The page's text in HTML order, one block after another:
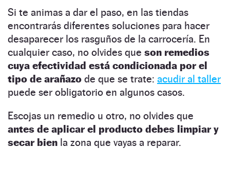
Si te animas a dar el paso, en las tiendas
encontrarás diferentes soluciones para hacer
desaparecer los rasguños de la carrocería. En
cualquier caso, no olvides que son remedios
cuya efectividad está condicionada por el
tipo de arañazo de que se trate: acudir al taller
puede ser obligatorio en algunos casos.
Escojas un remedio u otro, no olvides que
antes de aplicar el producto debes limpiar y
secar bien la zona que vayas a reparar.